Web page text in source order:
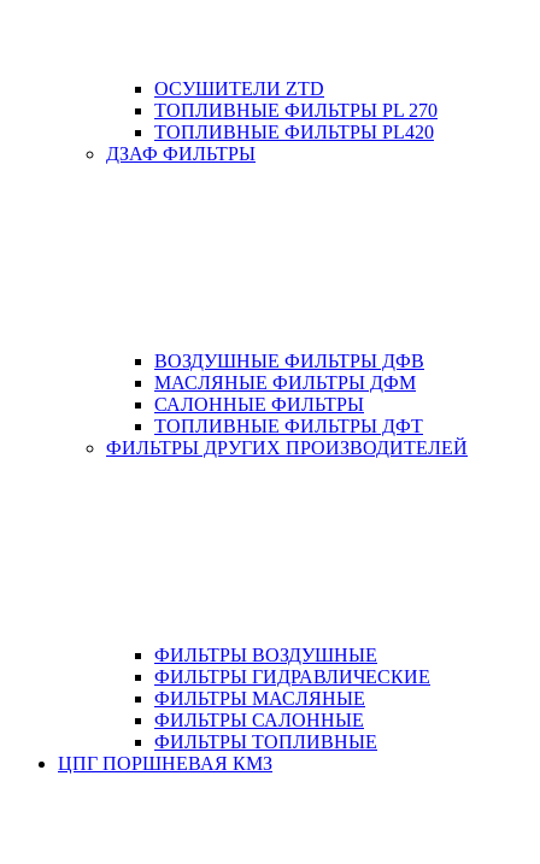
ОСУШИТЕЛИ ZTD
ТОПЛИВНЫЕ ФИЛЬТРЫ PL 270
ТОПЛИВНЫЕ ФИЛЬТРЫ PL420
ДЗАФ ФИЛЬТРЫ
ВОЗДУШНЫЕ ФИЛЬТРЫ ДФВ
МАСЛЯНЫЕ ФИЛЬТРЫ ДФМ
САЛОННЫЕ ФИЛЬТРЫ
ТОПЛИВНЫЕ ФИЛЬТРЫ ДФТ
ФИЛЬТРЫ ДРУГИХ ПРОИЗВОДИТЕЛЕЙ
ФИЛЬТРЫ ВОЗДУШНЫЕ
ФИЛЬТРЫ ГИДРАВЛИЧЕСКИЕ
ФИЛЬТРЫ МАСЛЯНЫЕ
ФИЛЬТРЫ САЛОННЫЕ
ФИЛЬТРЫ ТОПЛИВНЫЕ
ЦПГ ПОРШНЕВАЯ КМЗ